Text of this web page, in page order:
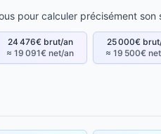
pour calculer précisément son
24 476€ brut/an
≈ 19 091€ net/an
25 000€
≈ 19 500€